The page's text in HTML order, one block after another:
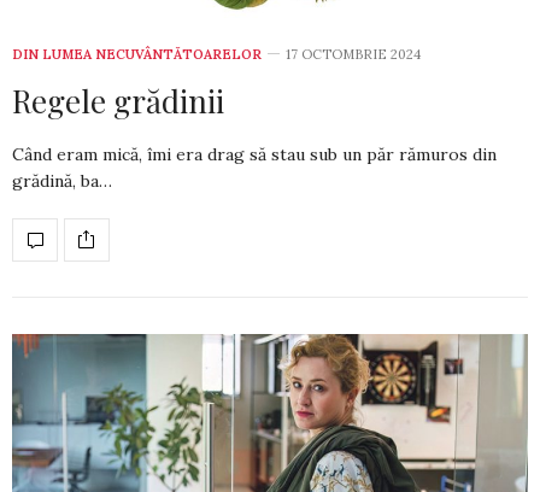
DIN LUMEA NECUVÂNTĂTOARELOR 17 OCTOMBRIE 2024
Regele grădinii
Când eram mică, îmi era drag să stau sub un păr rămuros din
grădină, ba…